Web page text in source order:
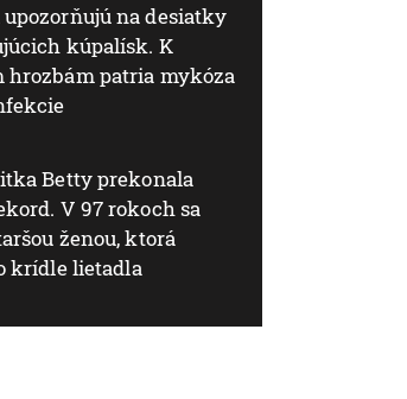
na desiatky
kúpalísk. K
hrozbám patria mykóza
Betty prekonala
V 97 rokoch sa
ženou, ktorá
krídle lietadla